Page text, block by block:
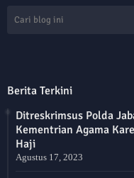
Berita Terkini
Ditreskrimsus Polda
Kementrian Agama
Haji
Agustus 17, 2023